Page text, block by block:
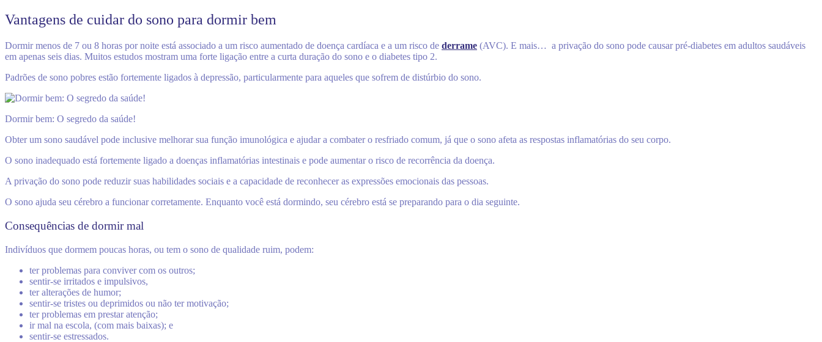
Vantagens de cuidar do sono para dormir bem
Dormir menos de 7 ou 8 horas por noite está associado a um risco aumentado de doença cardíaca e a um risco de derrame (AVC). E mais… a privação do sono pode causar pré-diabetes em adultos saudáveis ​​
em apenas seis dias. Muitos estudos mostram uma forte ligação entre a curta duração do sono e o diabetes tipo 2.
Padrões de sono pobres estão fortemente ligados à depressão, particularmente para aqueles que sofrem de distúrbio do sono.
Dormir bem: O segredo da saúde!
Obter um sono saudável pode inclusive melhorar sua função imunológica e ajudar a combater o resfriado comum, já que o sono afeta as respostas inflamatórias do seu corpo.
O sono inadequado está fortemente ligado a doenças inflamatórias intestinais e pode aumentar o risco de recorrência da doença.
A privação do sono pode reduzir suas habilidades sociais e a capacidade de reconhecer as expressões emocionais das pessoas.
O sono ajuda seu cérebro a funcionar corretamente. Enquanto você está dormindo, seu cérebro está se preparando para o dia seguinte.
Consequências de dormir mal
Indivíduos que dormem poucas horas, ou tem o sono de qualidade ruim, podem:
ter problemas para conviver com os outros;
sentir-se irritados e impulsivos,
ter alterações de humor;
sentir-se tristes ou deprimidos ou não ter motivação;
ter problemas em prestar atenção;
ir mal na escola, (com mais baixas); e
sentir-se estressados.